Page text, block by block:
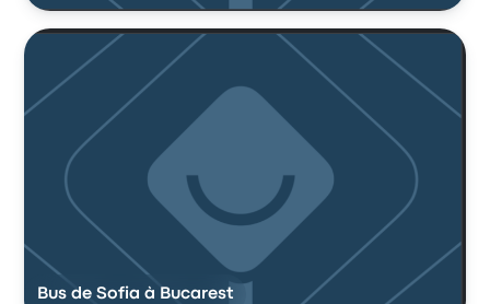
Bus de Sofia à Bucarest